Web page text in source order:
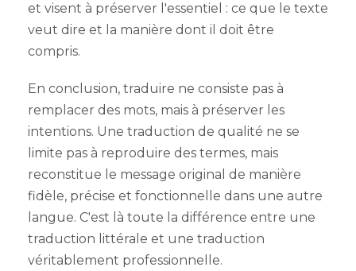
et visent à préserver l'essentiel : ce que le texte
veut dire et la manière dont il doit être
compris.
En conclusion, traduire ne consiste pas à
remplacer des mots, mais à préserver les
intentions. Une traduction de qualité ne se
limite pas à reproduire des termes, mais
reconstitue le message original de manière
fidèle, précise et fonctionnelle dans une autre
langue. C'est là toute la différence entre une
traduction littérale et une traduction
véritablement professionnelle.